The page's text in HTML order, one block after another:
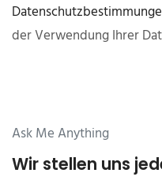
der Verwendung Ihrer
Ask Me Anything
Wir stellen uns